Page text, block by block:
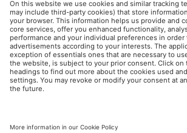
OSRAM Automotive im Social Web